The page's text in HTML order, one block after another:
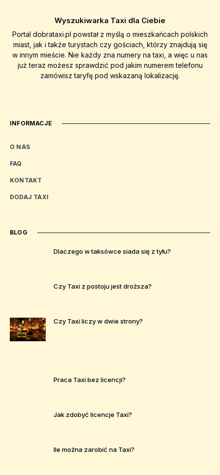
Wyszukiwarka Taxi dla Ciebie
Portal dobrataxi.pl powstał z myślą o mieszkańcach polskich
miast, jak i także turystach czy gościach, którzy znajdują się
w innym mieście. Nie każdy zna numery na taxi, a więc u nas
już teraz możesz sprawdzić pod jakim numerem telefonu
zamówisz taryfę pod wskazaną lokalizację.
INFORMACJE
O NAS
FAQ
KONTAKT
DODAJ TAXI
BLOG
Dlaczego w taksówce siada się z tyłu?
Czy Taxi z postoju jest droższa?
Czy Taxi liczy w dwie strony?
Praca Taxi bez licencji?
Jak zdobyć licencje Taxi?
Ile można zarobić na Taxi?